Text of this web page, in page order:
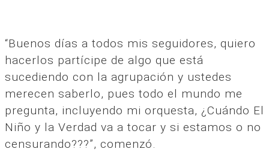
“Buenos días a todos mis seguidores, quiero
hacerlos partícipe de algo que está
sucediendo con la agrupación y ustedes
merecen saberlo, pues todo el mundo me
pregunta, incluyendo mi orquesta, ¿Cuándo El
Niño y la Verdad va a tocar y si estamos o no
censurando???”, comenzó.